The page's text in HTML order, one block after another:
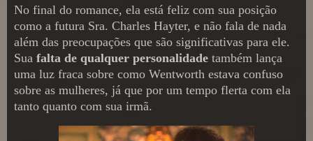
No final do romance, ela está feliz com sua posição
como a futura Sra. Charles Hayter, e não fala de nada
além das preocupações que são significativas para ele.
Sua falta de qualquer personalidade também lança
uma luz fraca sobre como Wentworth estava confuso
sobre as mulheres, já que por um tempo flerta com ela
tanto quanto com sua irmã.